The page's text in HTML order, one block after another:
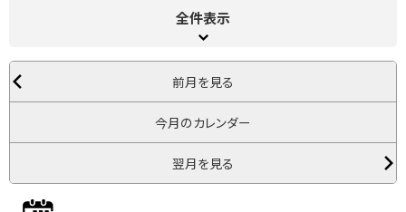
全件表示
前月を見る
今月のカレンダー
翌月を見る